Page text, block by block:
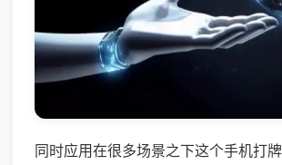
同时应用在很多场景之下这个手机打